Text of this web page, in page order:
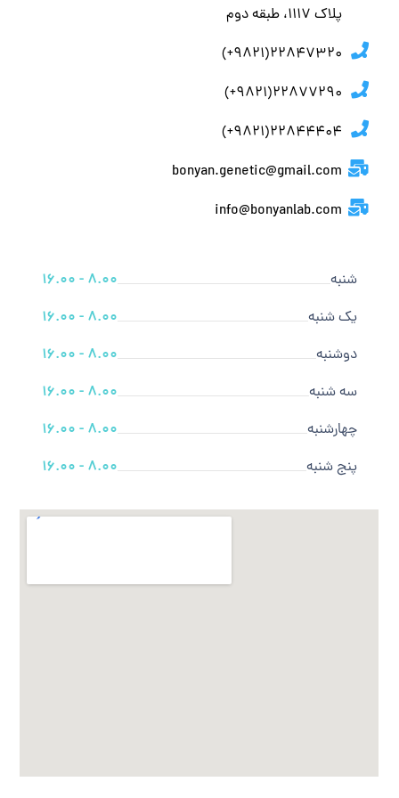
پلاك ١١١٧، طبقه دوم
22847320(9821+)
22877290(9821+)
22844404(9821+)
bonyan.genetic@gmail.com
info@bonyanlab.com
شنبه
8.00 - 16.00
یک شنبه
8.00 - 16.00
دوشنبه
8.00 - 16.00
سه شنبه
8.00 - 16.00
چهارشنبه
8.00 - 16.00
پنج شنبه
8.00 - 16.00